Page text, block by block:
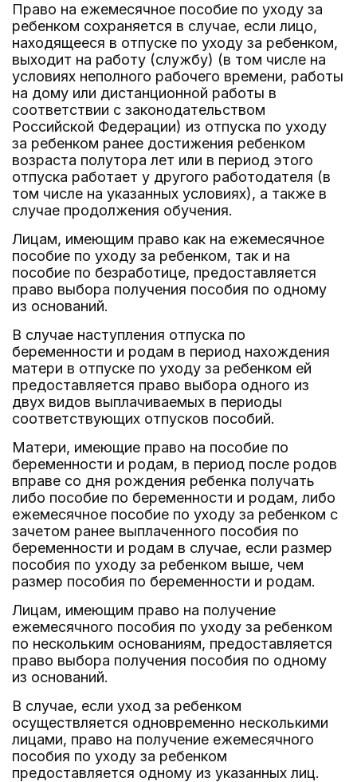
Право на ежемесячное пособие по уходу за
ребенком сохраняется в случае, если лицо,
находящееся в отпуске по уходу за ребенком,
выходит на работу (службу) (в том числе на
условиях неполного рабочего времени, работы
на дому или дистанционной работы в
соответствии с законодательством
Российской Федерации) из отпуска по уходу
за ребенком ранее достижения ребенком
возраста полутора лет или в период этого
отпуска работает у другого работодателя (в
том числе на указанных условиях), а также в
случае продолжения обучения.
Лицам, имеющим право как на ежемесячное
пособие по уходу за ребенком, так и на
пособие по безработице, предоставляется
право выбора получения пособия по одному
из оснований.
В случае наступления отпуска по
беременности и родам в период нахождения
матери в отпуске по уходу за ребенком ей
предоставляется право выбора одного из
двух видов выплачиваемых в периоды
соответствующих отпусков пособий.
Матери, имеющие право на пособие по
беременности и родам, в период после родов
вправе со дня рождения ребенка получать
либо пособие по беременности и родам, либо
ежемесячное пособие по уходу за ребенком с
зачетом ранее выплаченного пособия по
беременности и родам в случае, если размер
пособия по уходу за ребенком выше, чем
размер пособия по беременности и родам.
Лицам, имеющим право на получение
ежемесячного пособия по уходу за ребенком
по нескольким основаниям, предоставляется
право выбора получения пособия по одному
из оснований.
В случае, если уход за ребенком
осуществляется одновременно несколькими
лицами, право на получение ежемесячного
пособия по уходу за ребенком
предоставляется одному из указанных лиц.